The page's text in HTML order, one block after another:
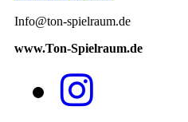
Info@ton-spielraum.de
www.Ton-Spielraum.de